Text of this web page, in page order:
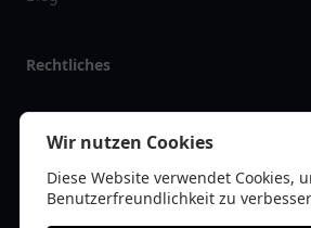
Rechtliches
Impressum
Datenschutz
Kontakt
Wir nutzen Cookies
Diese Website verwendet Cookies,
Benutzerfreundlichkeit zu